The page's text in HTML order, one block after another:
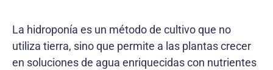
La hidroponía es un método de cultivo que no
utiliza tierra, sino que permite a las plantas crecer
en soluciones de agua enriquecidas con nutrientes